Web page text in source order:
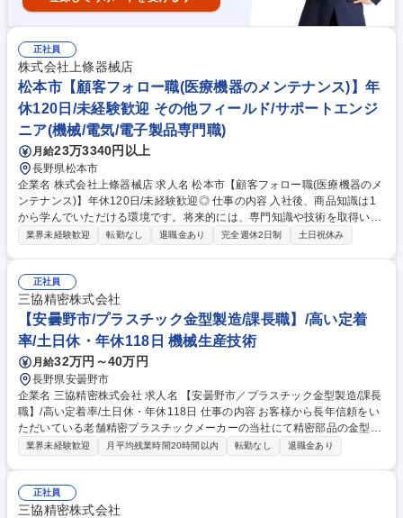
正社員
株式会社上條器械店
松本市【顧客フォロー職(医療機器のメンテナンス)】年
休120日/未経験歓迎 その他フィールド/サポートエンジ
ニア(機械/電気/電子製品専門職)
月給23万3340円以上
長野県松本市
企業名 株式会社上條器械店 求人名 松本市【顧客フォロー職(医療機器のメ
ンテナンス)】年休120日/未経験歓迎◎ 仕事の内容 入社後、商品知識は1
から学んでいただける環境です。将来的には、専門知識や技術を取得いた
だき、医療機器の点検及び修理作業をお任せします。専門性を身に着けら
※建物の改変無 【当社について】医療機器や理化学機器などの販売を手掛
ける専門商社。約1,000メーカーの製品を取り扱っており、お客さまが求
める機器や器具などを販売しています。さらに、メンテナンスも自社で行
う体制を整え、医療の安全性や安心を守っています。 募集職種 松本市
【顧客フォロー職(医療機器のメンテナンス)】年休120日/未経験歓迎◎
業界未経験歓迎 転勤なし 退職金あり 完全週休2日制 土日祝休み
正社員
三協精密株式会社
【安曇野市/プラスチック金型製造/課長職】/高い定着
率/土日休・年休118日 機械生産技術
月給32万円～40万円
長野県安曇野市
企業名 三協精密株式会社 求人名 【安曇野市／プラスチック金型製造/課長
職】/高い定着率/土日休・年休118日 仕事の内容 お客様から長年信頼をい
ただいている老舗精密プラスチックメーカーの当社にて精密部品の金型メ
ンテナンスを行う課の課長として、金型メンテナンス業務、メンバー指導
りない点の伝播やメンバーの成長に貢献いただく業務になります。ご自身
の知見を生かして裁量を持って働ける環境です。 ※メンテナンス経験がな
業界未経験歓迎 月平均残業時間20時間以内 転勤なし 退職金あり
正社員
三協精密株式会社